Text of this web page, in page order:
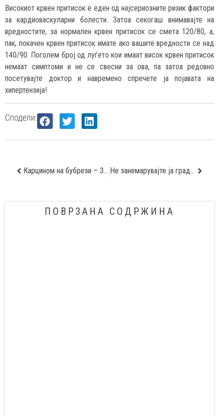
Високиот крвен притисок е еден од најсериозните ризик фактори
за кардиоваскуларни болести. Затоа секогаш внимавајте на
вредностите, за нормален крвен притисок се смета 120/80, а,
пак, покачен крвен притисок имате ако вашите вредности се над
140/90. Поголем број од луѓето кои имаат висок крвен притисок
немаат симптоми и не се свесни за ова, па затоа редовно
посетувајте доктор и навремено спречете ја појавата на
хипертензија!
Сподели:
Карцином на бубрези – Зошто се важни посетите на уролог? Не занемарувајте ја градната болка
ПОВРЗАНА СОДРЖИНА